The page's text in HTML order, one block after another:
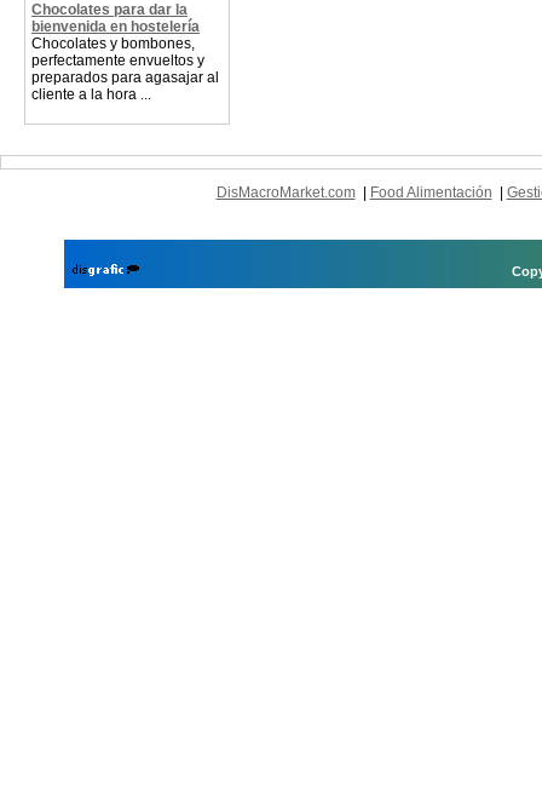
Chocolates para dar la
bienvenida en hostelería
Chocolates y bombones,
perfectamente envueltos y
preparados para agasajar al
cliente a la hora ...
DisMacroMarket.com| Food Alimentación